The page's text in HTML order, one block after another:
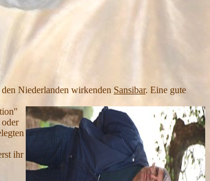
Niederlanden wirkenden Sansibar. Eine gute
ihr